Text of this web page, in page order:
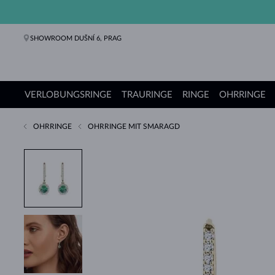
SHOWROOM DUŠNÍ 6, PRAG
VERLOBUNGSRINGE
Verlobungsringe
TRAURINGE
Trauringe
RINGE
Ringe
OHRRINGE
Ohrringe
Ketten
Armbänder
Perlen
Schmuck
Geschenke
KLENOTA Kollektionen
OHRRINGE OHRRINGE MIT SMARAGD